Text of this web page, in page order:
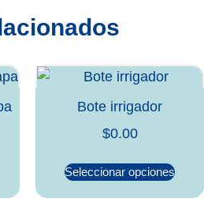
Bote irrigador
$0.00
Seleccionar opciones